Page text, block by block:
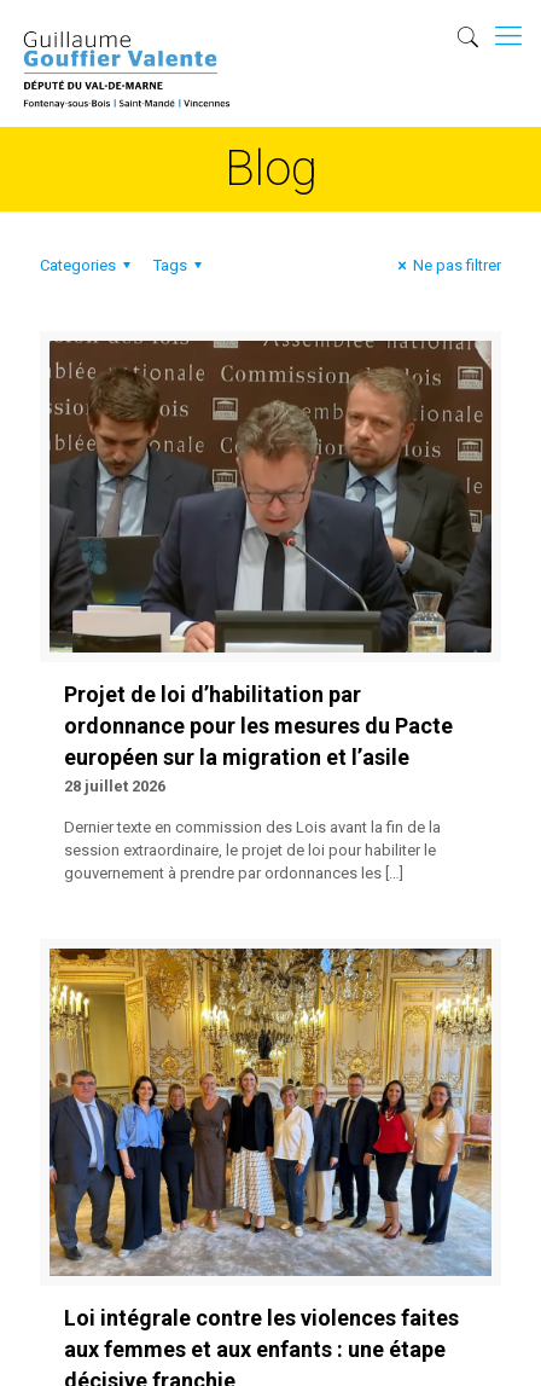
Blog
Categories Tags Ne pas filtrer
Projet de loi d’habilitation par
ordonnance pour les mesures du Pacte
européen sur la migration et l’asile
28 juillet 2026
Dernier texte en commission des Lois avant la fin de la
session extraordinaire, le projet de loi pour habiliter le
gouvernement à prendre par ordonnances les […]
Loi intégrale contre les violences faites
aux femmes et aux enfants : une étape
décisive franchie